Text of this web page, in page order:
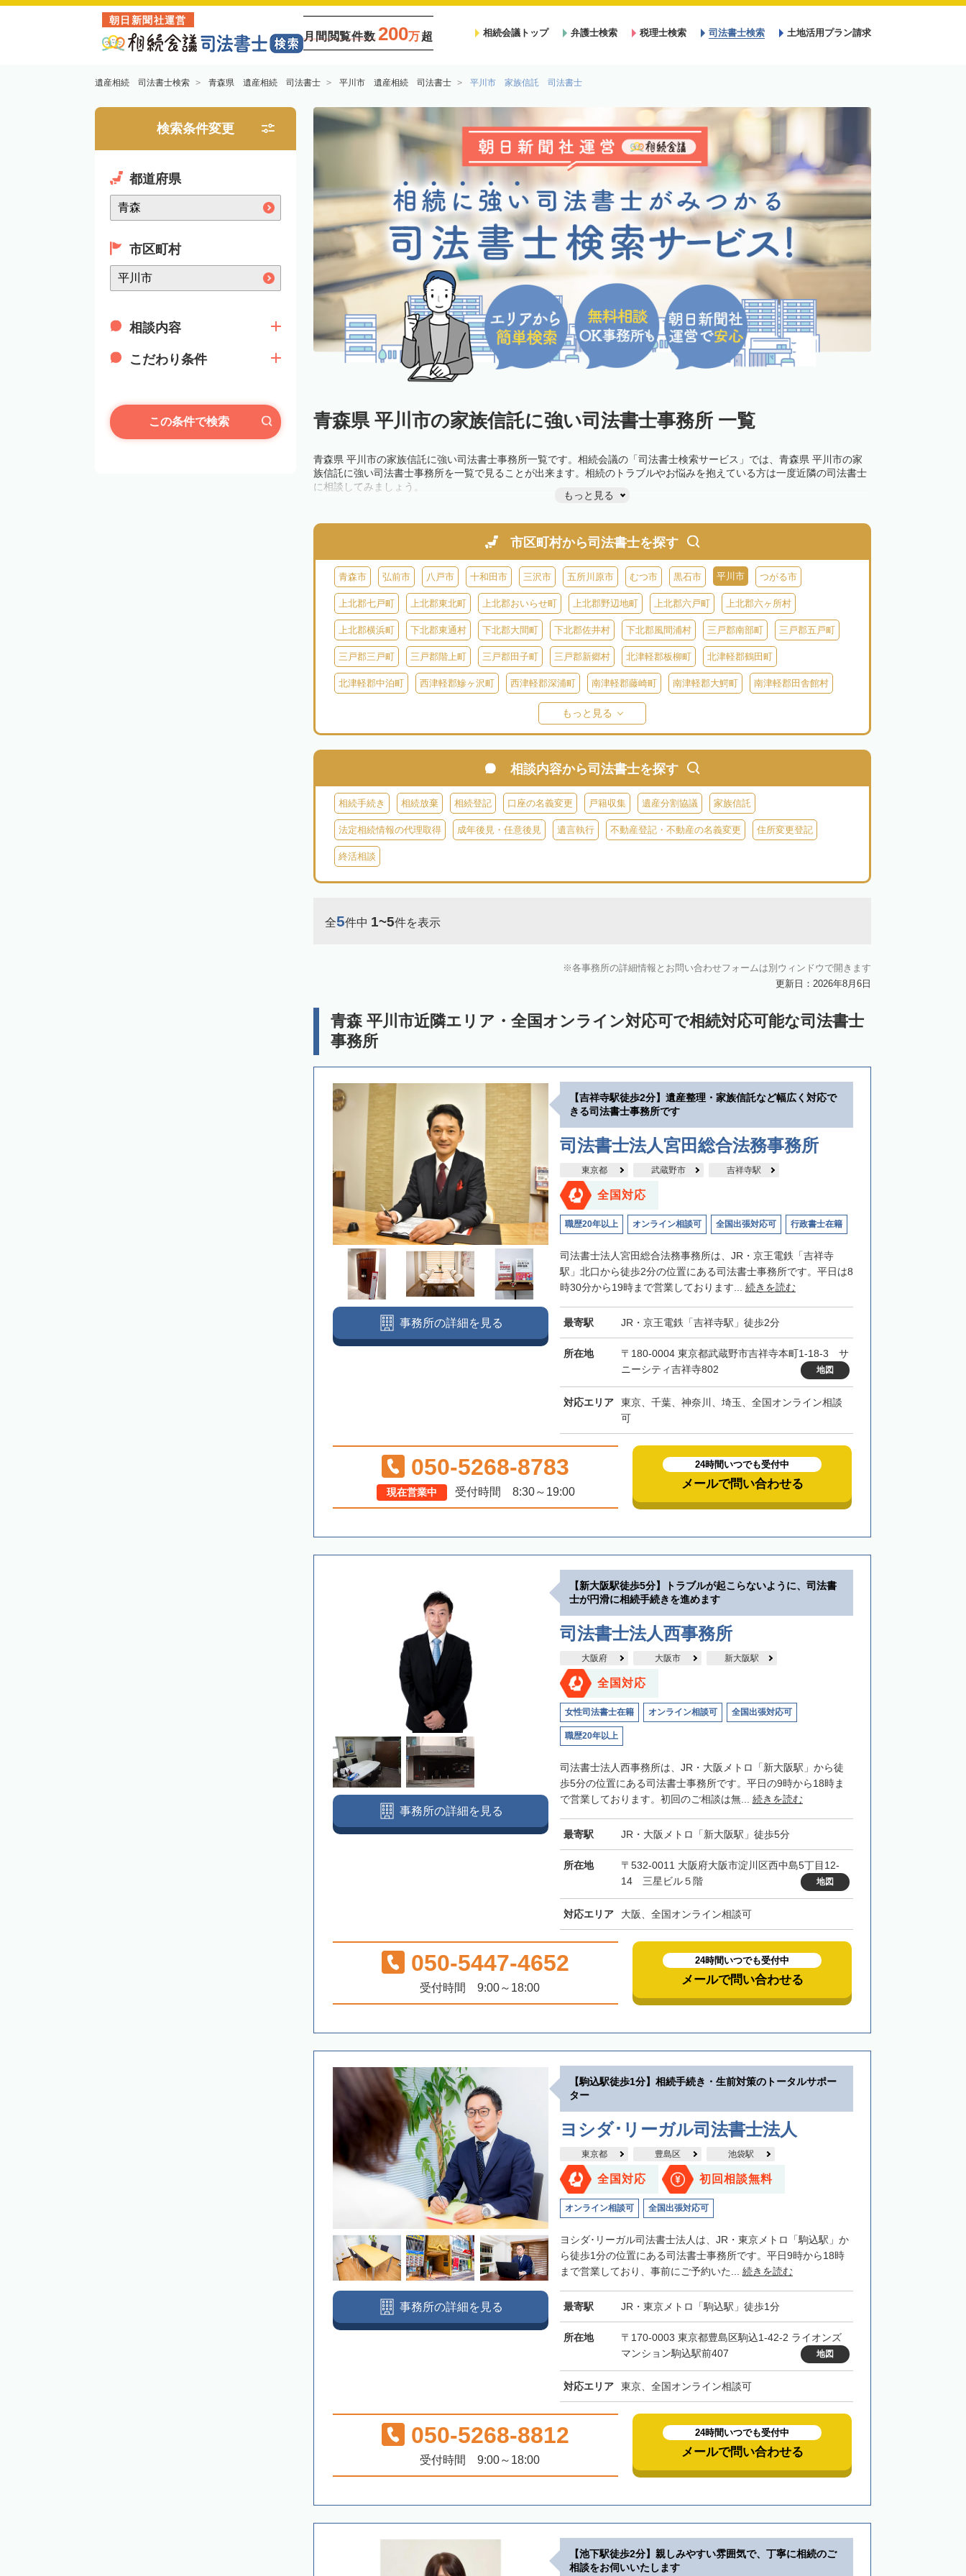
朝日新聞社運営
月間閲覧件数 200万超 相続会議トップ 弁護士検索 税理士検索 司法書士検索 土地活用プラン請求
遺産相続 司法書士検索 青森県 遺産相続 司法書士 平川市 遺産相続 司法書士 平川市 家族信託 司法書士
検索条件変更
都道府県
市区町村
相談内容
こだわり条件
この条件で検索 青森県 平川市の家族信託に強い司法書士事務所 一覧
青森県 平川市の家族信託に強い司法書士事務所一覧です。相続会議の「司法書士検索サービス」では、青森県 平川市の家
族信託に強い司法書士事務所を一覧で見ることが出来ます。相続のトラブルやお悩みを抱えている方は一度近隣の司法書士
に相談してみましょう。
もっと見る
市区町村から司法書士を探す
青森市 弘前市 八戸市 十和田市 三沢市 五所川原市 むつ市 黒石市 平川市 つがる市
上北郡七戸町 上北郡東北町 上北郡おいらせ町 上北郡野辺地町 上北郡六戸町 上北郡六ヶ所村
上北郡横浜町 下北郡東通村 下北郡大間町 下北郡佐井村 下北郡風間浦村 三戸郡南部町 三戸郡五戸町
三戸郡三戸町 三戸郡階上町 三戸郡田子町 三戸郡新郷村 北津軽郡板柳町 北津軽郡鶴田町
北津軽郡中泊町 西津軽郡鰺ヶ沢町 西津軽郡深浦町 南津軽郡藤崎町 南津軽郡大鰐町 南津軽郡田舎館村
東津軽郡蓬田村 東津軽郡今別町
もっと見る
相談内容から司法書士を探す
相続手続き 相続放棄 相続登記 口座の名義変更 戸籍収集 遺産分割協議 家族信託
法定相続情報の代理取得 成年後見・任意後見 遺言執行 不動産登記・不動産の名義変更 住所変更登記
終活相談
全5件中 1~5件を表示
各事務所の詳細情報とお問い合わせフォームは別ウィンドウで開きます
更新日：2026年8月6日
青森 平川市近隣エリア・全国オンライン対応可で相続対応可能な司法書士
事務所
【吉祥寺駅徒歩2分】遺産整理・家族信託など幅広く対応で
きる司法書士事務所です
司法書士法人宮田総合法務事務所
東京都 武蔵野市 吉祥寺駅
全国対応
職歴20年以上 オンライン相談可 全国出張対応可 行政書士在籍
司法書士法人宮田総合法務事務所は、JR・京王電鉄「吉祥寺
駅」北口から徒歩2分の位置にある司法書士事務所です。平日は8
時30分から19時まで営業しております... 続きを読む
最寄駅 JR・京王電鉄「吉祥寺駅」徒歩2分
所在地
〒180-0004 東京都武蔵野市吉祥寺本町1-18-3 サ
ニーシティ吉祥寺802
地図
対応エリア
東京、千葉、神奈川、埼玉、全国オンライン相談
可
事務所の詳細を見る
050-5268-8783
現在営業中 受付時間 8:30～19:00
24時間いつでも受付中
メールで問い合わせる
【新大阪駅徒歩5分】トラブルが起こらないように、司法書
士が円滑に相続手続きを進めます
司法書士法人西事務所
大阪府 大阪市 新大阪駅
全国対応
女性司法書士在籍 オンライン相談可 全国出張対応可
職歴20年以上
司法書士法人西事務所は、JR・大阪メトロ「新大阪駅」から徒
歩5分の位置にある司法書士事務所です。平日の9時から18時ま
で営業しております。初回のご相談は無... 続きを読む
最寄駅 JR・大阪メトロ「新大阪駅」徒歩5分
所在地
〒532-0011 大阪府大阪市淀川区西中島5丁目12-
14 三星ビル５階
地図
対応エリア 大阪、全国オンライン相談可
事務所の詳細を見る
050-5447-4652
受付時間 9:00～18:00
24時間いつでも受付中
メールで問い合わせる
【駒込駅徒歩1分】相続手続き・生前対策のトータルサポー
ター
ヨシダ･リーガル司法書士法人
東京都 豊島区 池袋駅
全国対応 初回相談無料
オンライン相談可 全国出張対応可
ヨシダ･リーガル司法書士法人は、JR・東京メトロ「駒込駅」か
ら徒歩1分の位置にある司法書士事務所です。平日9時から18時
まで営業しており、事前にご予約いた... 続きを読む
最寄駅 JR・東京メトロ「駒込駅」徒歩1分
所在地
〒170-0003 東京都豊島区駒込1-42-2 ライオンズ
マンション駒込駅前407
地図
対応エリア 東京、全国オンライン相談可
事務所の詳細を見る
050-5268-8812
受付時間 9:00～18:00
24時間いつでも受付中
メールで問い合わせる
【池下駅徒歩2分】親しみやすい雰囲気で、丁寧に相続のご
相談をお伺いいたします